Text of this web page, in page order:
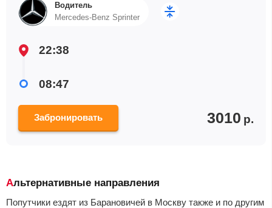
Водитель
Mercedes-Benz Sprinter
22:38
08:47
Забронировать 3010 р.
Альтернативные направления
Попутчики ездят из Барановичей в Москву также и по другим